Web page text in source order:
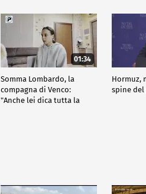
01:34
Somma Lombardo, la
compagna di Venco:
"Anche lei dica tutta la
Hormuz,
spine